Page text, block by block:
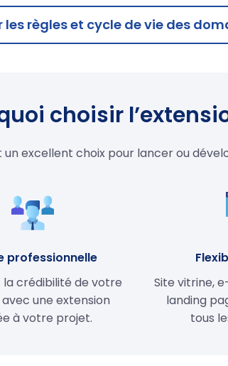
les règles et cycle de vie des
choisir
un excellent choix pour lancer ou
professionnelle
la crédibilité de votre
une extension
à votre projet.
Site vitrine,
landing
tous